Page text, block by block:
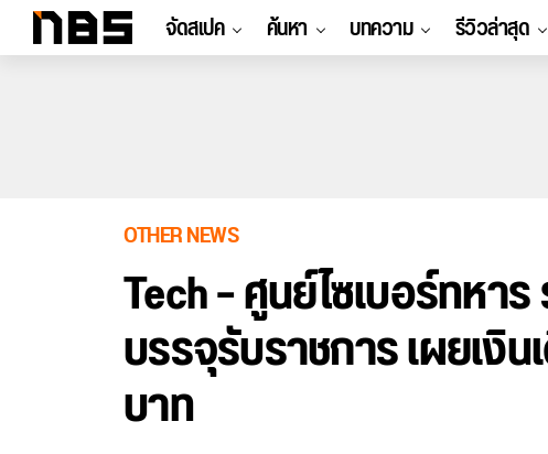
จัดสเปค ค้นหา บทความ รีวิวล่าสุด
OTHER NEWS
Tech – ศูนย์ไซเบอร์ทหา
บรรจุรับราชการ เผยเงิ
บาท